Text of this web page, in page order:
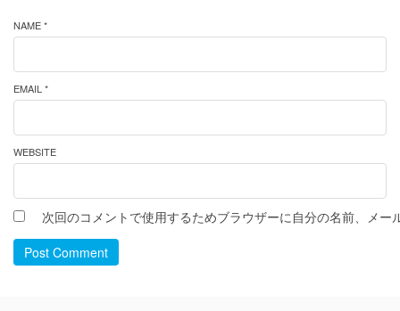
NAME *
EMAIL *
WEBSITE
次回のコメントで使用するためブラウザーに自分の名前、メー
Post Comment